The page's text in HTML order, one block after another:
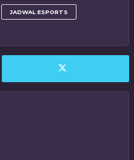
JADWAL ESPORTS